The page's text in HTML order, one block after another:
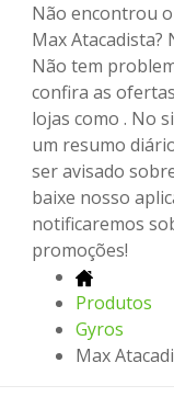
Não encontrou
Max Atacadista?
Não tem
confira as
lojas como . No
um resumo
ser avisado
baixe nosso
notificaremos
promoções!
Produtos
Gyros
Max